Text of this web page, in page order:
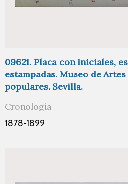
09621. Placa con iniciales,
estampadas. Museo de
populares. Sevilla.
Cronología
1878-1899